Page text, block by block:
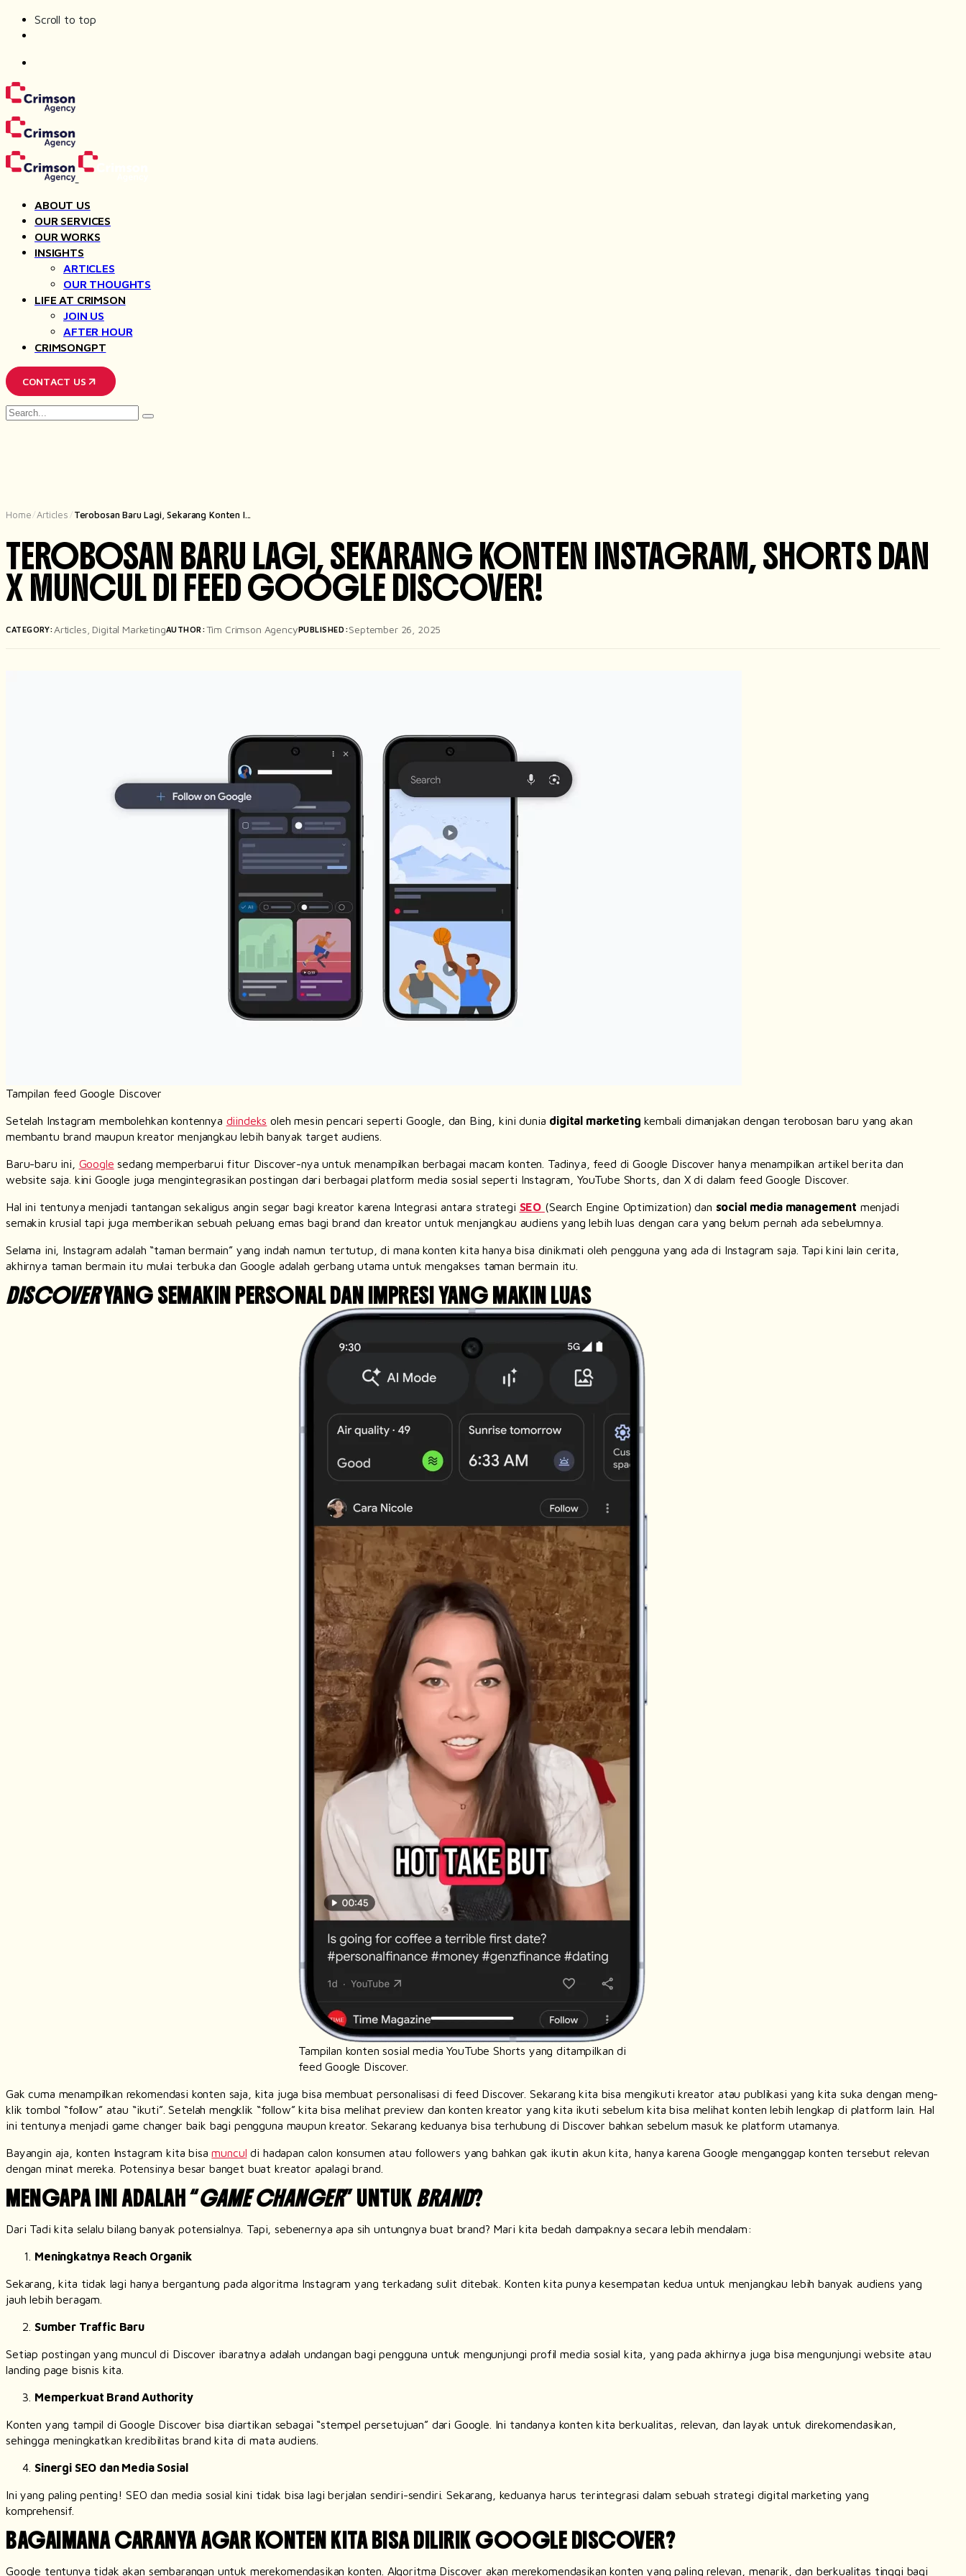
Scroll to top
Skip
to
content
ABOUT US
OUR SERVICES
OUR WORKS
INSIGHTS
ARTICLES
OUR THOUGHTS
LIFE AT CRIMSON
JOIN US
AFTER HOUR
CRIMSONGPT
CONTACT US
Search
Home / Articles / Terobosan Baru Lagi, Sekarang Konten I...
TEROBOSAN BARU LAGI, SEKARANG KONTEN INSTAGRAM, SHORTS DAN
X MUNCUL DI FEED GOOGLE DISCOVER!
CATEGORY: Articles Digital MarketingAUTHOR:Tim Crimson AgencyPUBLISHED:September 26, 2025
Tampilan feed Google Discover
Setelah Instagram membolehkan kontennya diindeks oleh mesin pencari seperti Google, dan Bing, kini dunia digital marketing kembali dimanjakan dengan terobosan baru yang akan
membantu brand maupun kreator menjangkau lebih banyak target audiens.
Baru-baru ini, Google sedang memperbarui fitur Discover-nya untuk menampilkan berbagai macam konten. Tadinya, feed di Google Discover hanya menampilkan artikel berita dan
website saja. kini Google juga mengintegrasikan postingan dari berbagai platform media sosial seperti Instagram, YouTube Shorts, dan X di dalam feedGoogle Discover.
Hal ini tentunya menjadi tantangan sekaligus angin segar bagi kreator karena Integrasi antara strategi SEO (Search Engine Optimization) dan social media management menjadi
semakin krusial tapi juga memberikan sebuah peluang emas bagibranddan kreator untuk menjangkau audiens yang lebih luas dengan cara yang belum pernah ada sebelumnya.
Selama ini, Instagram adalah “taman bermain” yang indah namun tertutup, di mana konten kita hanya bisa dinikmati oleh pengguna yang ada di Instagram saja. Tapi kini lain cerita,
akhirnya taman bermain itu mulai terbuka dan Google adalah gerbang utama untuk mengakses taman bermain itu.
DISCOVERYANG SEMAKIN PERSONAL DAN IMPRESI YANG MAKIN LUAS
Tampilan konten sosial media YouTube Shorts yang ditampilkan di
feed Google Discover.
Gak cuma menampilkan rekomendasi konten saja, kita juga bisa membuat personalisasi di feed Discover. Sekarang kita bisa mengikuti kreator atau publikasi yang kita suka dengan meng-
klik tombol “follow” atau “ikuti”. Setelah mengklik “follow” kita bisa melihatpreview dan konten kreator yang kita ikuti sebelum kita bisa melihat konten lebih lengkap di platform lain. Hal
ini tentunya menjadi game changer baik bagi pengguna maupun kreator. Sekarang keduanya bisa terhubung di Discover bahkan sebelum masuk ke platform utamanya.
Bayangin aja, konten Instagram kita bisamuncul di hadapan calon konsumen atau followers yang bahkan gak ikutin akun kita, hanya karena Google menganggap konten tersebut relevan
dengan minat mereka. Potensinya besar banget buat kreator apalagibrand.
MENGAPA INI ADALAH “GAME CHANGER” UNTUKBRAND?
Dari Tadi kita selalu bilang banyak potensialnya. Tapi, sebenernya apa sih untungnya buat brand? Mari kita bedah dampaknya secara lebih mendalam:
Meningkatnya Reach Organik
Sekarang, kita tidak lagi hanya bergantung pada algoritma Instagram yang terkadang sulit ditebak. Konten kita punya kesempatan kedua untuk menjangkau lebih banyak audiens yang
jauh lebih beragam.
Sumber Traffic Baru
Setiap postingan yang muncul di Discover ibaratnya adalah undangan bagi pengguna untuk mengunjungi profil media sosial kita, yang pada akhirnya juga bisa mengunjungiwebsite atau
landing page bisnis kita.
Memperkuat Brand Authority
Konten yang tampil di Google Discover bisa diartikan sebagai “stempel persetujuan” dari Google. Ini tandanya konten kita berkualitas, relevan, dan layak untuk direkomendasikan,
sehingga meningkatkan kredibilitasbrand kita di mata audiens.
Sinergi SEO dan Media Sosial
Ini yang paling penting! SEO dan media sosial kini tidak bisa lagi berjalan sendiri-sendiri. Sekarang, keduanya harus terintegrasi dalam sebuah strategi digital marketing yang
komprehensif.
BAGAIMANA CARANYA AGAR KONTEN KITA BISA DILIRIK GOOGLE DISCOVER?
Google tentunya tidak akan sembarangan untuk merekomendasikan konten. Algoritma Discover akan merekomendasikan konten yang paling relevan, menarik, dan berkualitas tinggi bagi